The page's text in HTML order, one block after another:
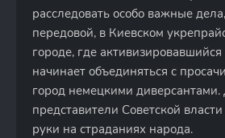
расследовать особо важные
передовой, в Киевском
городе, где
начинает объединяться с
город немецкими
представители Советской
руки на страданиях народа.